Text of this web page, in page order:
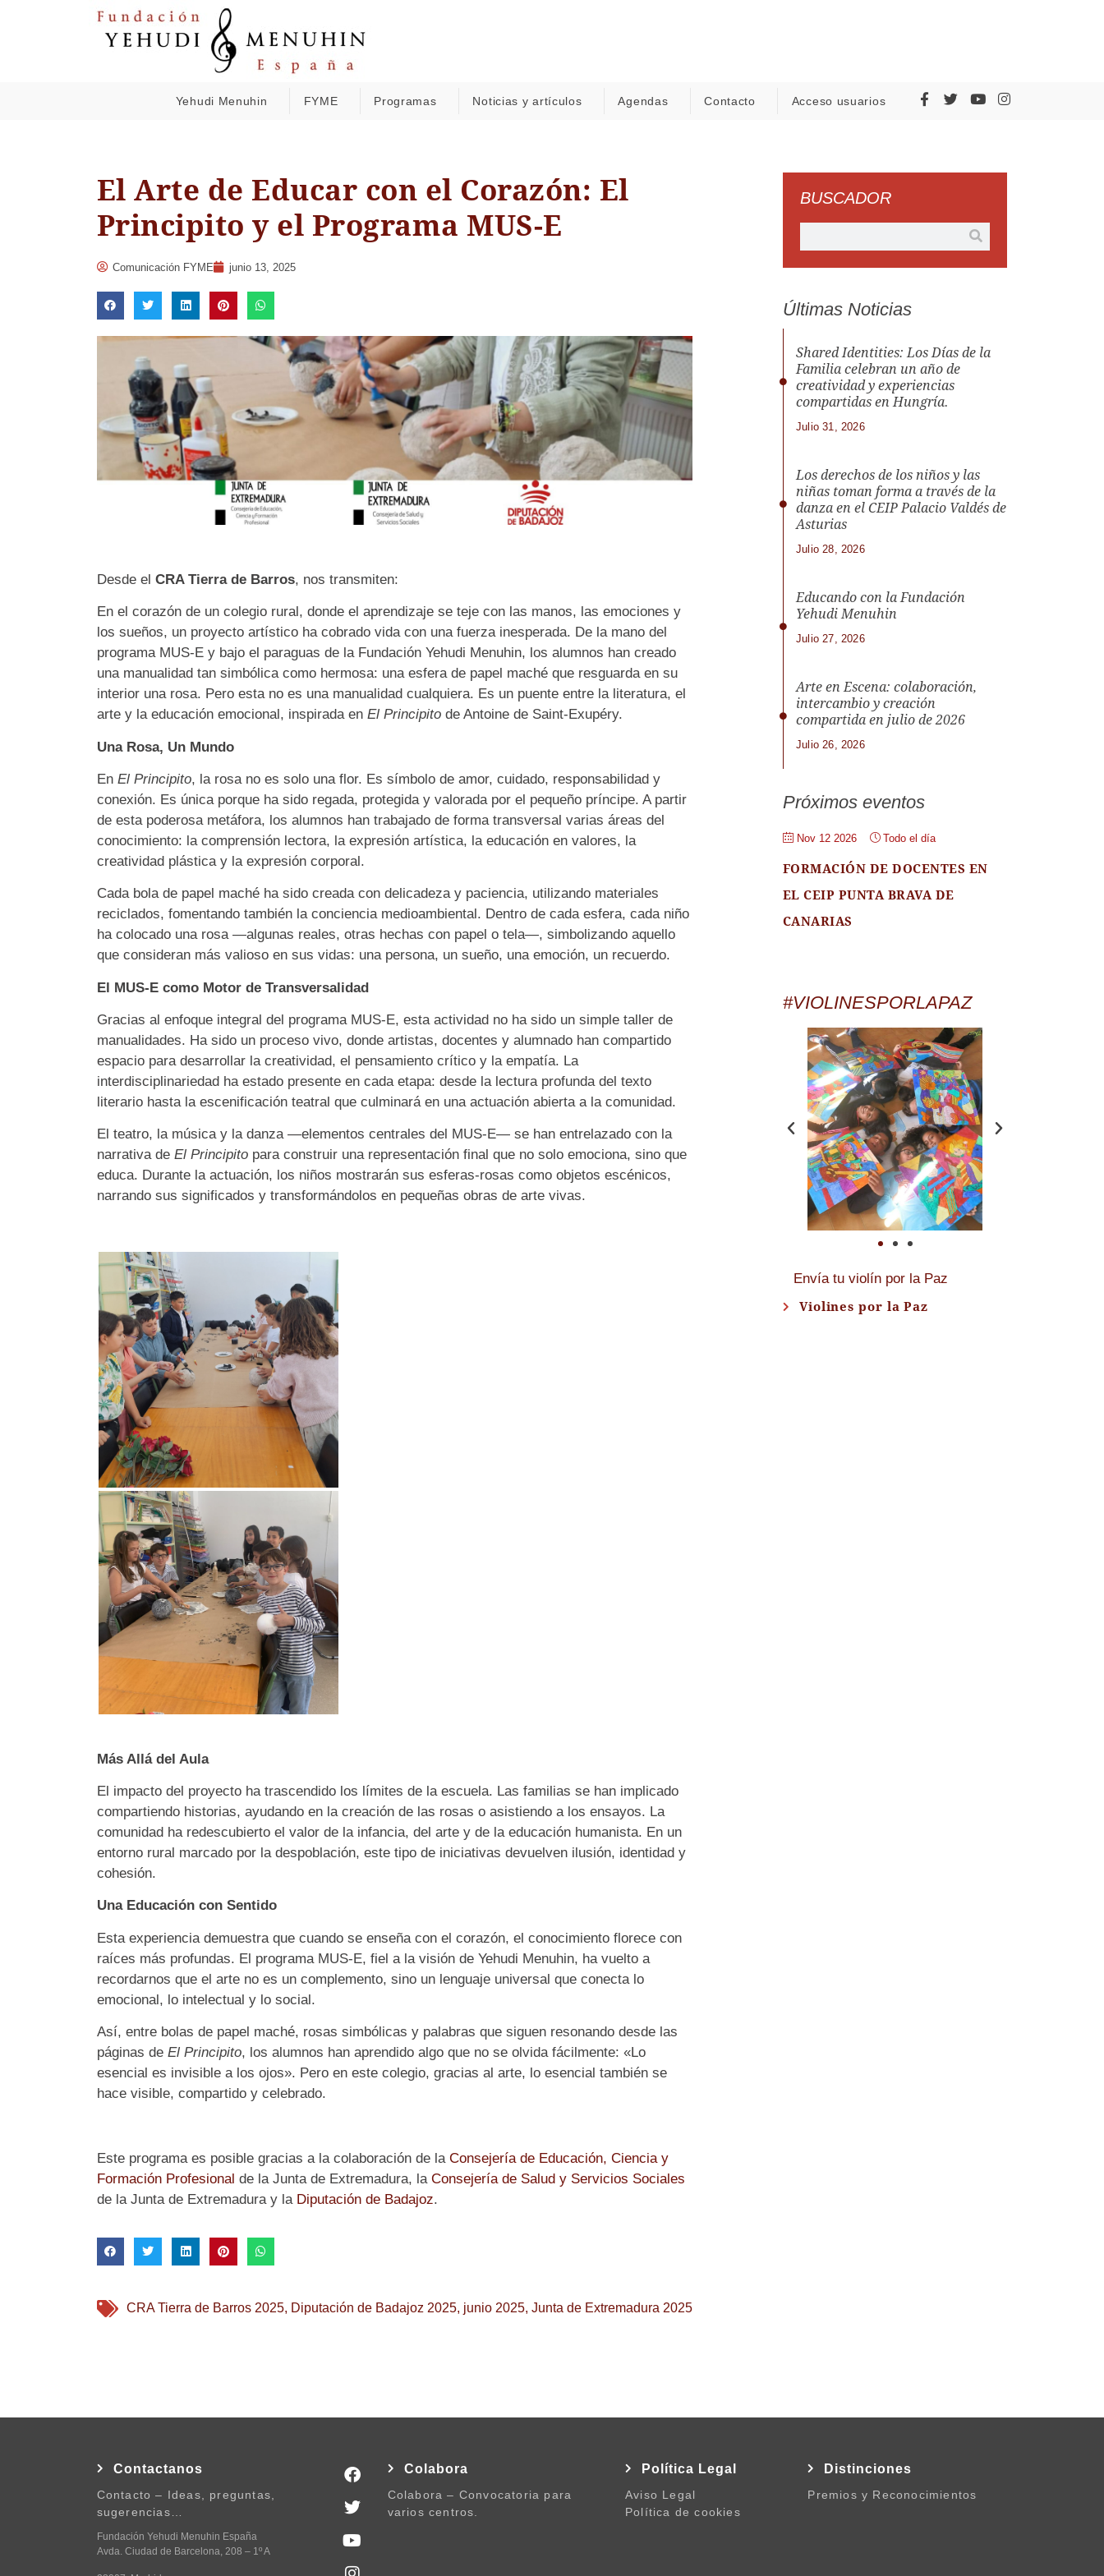
Yehudi Menuhin FYME Programas Noticias y artículos Agendas Contacto Acceso usuarios
El Arte de Educar con el Corazón: El
Principito y el Programa MUS-E
Comunicación FYME junio 13, 2025
Desde el CRA Tierra de Barros, nos transmiten:
En el corazón de un colegio rural, donde el aprendizaje se teje con las manos, las emociones y
los sueños, un proyecto artístico ha cobrado vida con una fuerza inesperada. De la mano del
programa MUS-E y bajo el paraguas de la Fundación Yehudi Menuhin, los alumnos han creado
una manualidad tan simbólica como hermosa: una esfera de papel maché que resguarda en su
interior una rosa. Pero esta no es una manualidad cualquiera. Es un puente entre la literatura, el
arte y la educación emocional, inspirada en El Principitode Antoine de Saint-Exupéry.
Una Rosa, Un Mundo
En El Principito, la rosa no es solo una flor. Es símbolo de amor, cuidado, responsabilidad y
conexión. Es única porque ha sido regada, protegida y valorada por el pequeño príncipe. A partir
de esta poderosa metáfora, los alumnos han trabajado de forma transversal varias áreas del
conocimiento: la comprensión lectora, la expresión artística, la educación en valores, la
creatividad plástica y la expresión corporal.
Cada bola de papel maché ha sido creada con delicadeza y paciencia, utilizando materiales
reciclados, fomentando también la conciencia medioambiental. Dentro de cada esfera, cada niño
ha colocado una rosa —algunas reales, otras hechas con papel o tela—, simbolizando aquello
que consideran más valioso en sus vidas: una persona, un sueño, una emoción, un recuerdo.
El MUS-E como Motor de Transversalidad
Gracias al enfoque integral del programa MUS-E, esta actividad no ha sido un simple taller de
manualidades. Ha sido un proceso vivo, donde artistas, docentes y alumnado han compartido
espacio para desarrollar la creatividad, el pensamiento crítico y la empatía. La
interdisciplinariedad ha estado presente en cada etapa: desde la lectura profunda del texto
literario hasta la escenificación teatral que culminará en una actuación abierta a la comunidad.
El teatro, la música y la danza —elementos centrales del MUS-E— se han entrelazado con la
narrativa de El Principitopara construir una representación final que no solo emociona, sino que
educa. Durante la actuación, los niños mostrarán sus esferas-rosas como objetos escénicos,
narrando sus significados y transformándolos en pequeñas obras de arte vivas.
Más Allá del Aula
El impacto del proyecto ha trascendido los límites de la escuela. Las familias se han implicado
compartiendo historias, ayudando en la creación de las rosas o asistiendo a los ensayos. La
comunidad ha redescubierto el valor de la infancia, del arte y de la educación humanista. En un
entorno rural marcado por la despoblación, este tipo de iniciativas devuelven ilusión, identidad y
cohesión.
Una Educación con Sentido
Esta experiencia demuestra que cuando se enseña con el corazón, el conocimiento florece con
raíces más profundas. El programa MUS-E, fiel a la visión de Yehudi Menuhin, ha vuelto a
recordarnos que el arte no es un complemento, sino un lenguaje universal que conecta lo
emocional, lo intelectual y lo social.
Así, entre bolas de papel maché, rosas simbólicas y palabras que siguen resonando desde las
páginas de El Principito, los alumnos han aprendido algo que no se olvida fácilmente: «Lo
esencial es invisible a los ojos». Pero en este colegio, gracias al arte, lo esencial también se
hace visible, compartido y celebrado.
Este programa es posible gracias a la colaboración de la Consejería de Educación, Ciencia y
Formación Profesional de la Junta de Extremadura, la Consejería de Salud y Servicios Sociales
de la Junta de Extremadura y la Diputación de Badajoz.
CRA Tierra de Barros 2025, Diputación de Badajoz 2025, junio 2025, Junta de Extremadura 2025
BUSCADOR
Últimas Noticias
Shared Identities: Los Días de la
Familia celebran un año de
creatividad y experiencias
compartidas en Hungría.
Julio 31, 2026
Los derechos de los niños y las
niñas toman forma a través de la
danza en el CEIP Palacio Valdés de
Asturias
Julio 28, 2026
Educando con la Fundación
Yehudi Menuhin
Julio 27, 2026
Arte en Escena: colaboración,
intercambio y creación
compartida en julio de 2026
Julio 26, 2026
Próximos eventos
Nov 12 2026 Todo el día
FORMACIÓN DE DOCENTES EN
EL CEIP PUNTA BRAVA DE
CANARIAS
#VIOLINESPORLAPAZ
Envía tu violín por la Paz
Violines por la Paz
Contactanos
Contacto – Ideas, preguntas,
sugerencias…
Fundación Yehudi Menuhin España
Avda. Ciudad de Barcelona, 208 – 1º A
Colabora
Colabora – Convocatoria para
varios centros.
Política Legal
Aviso Legal
Política de cookies
Distinciones
Premios y Reconocimientos